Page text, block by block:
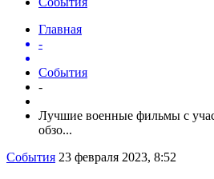
Главная
-
События
-
Лучшие военные фильмы с
обзо...
События 23 февраля 2023, 8:52